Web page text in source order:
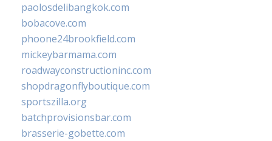
paolosdelibangkok.com
bobacove.com
phoone24brookfield.com
mickeybarmama.com
roadwayconstructioninc.com
shopdragonflyboutique.com
sportszilla.org
batchprovisionsbar.com
brasserie-gobette.com